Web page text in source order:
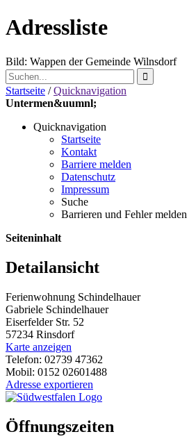
Adressliste
Bild: Wappen der Gemeinde Wilnsdorf
Startseite /Quicknavigation
Untermen&uumnl;
Quicknavigation
Startseite
Kontakt
Barriere melden
Datenschutz
Impressum
Suche
Barrieren und Fehler melden
Seiteninhalt
Detailansicht
Ferienwohnung Schindelhauer
Gabriele Schindelhauer
Eiserfelder Str. 52
57234 Rinsdorf
Karte anzeigen
Telefon: 02739 47362
Mobil: 0152 02601488
Adresse exportieren
Öffnungszeiten